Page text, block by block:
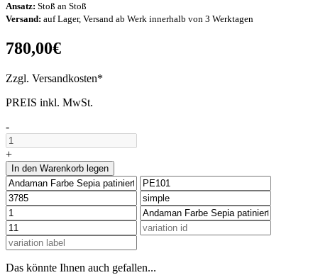
Ansatz: Stoß an Stoß
Versand: auf Lager, Versand ab Werk innerhalb von 3 Werktagen
780,00€
Zzgl. Versandkosten*
PREIS inkl. MwSt.
-
+
In den Warenkorb legen
Das könnte Ihnen auch gefallen...